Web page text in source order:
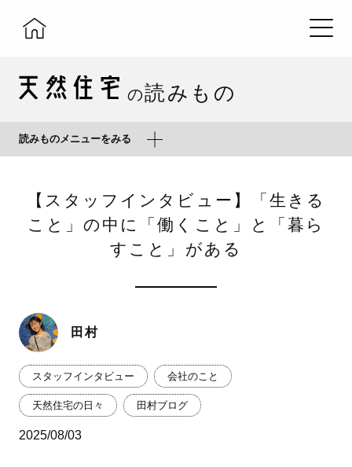
の読みもの
読みものメニューをみる
【スタッフインタビュー】「生きる
こと」の中に「働くこと」と「暮ら
すこと」がある
田村
スタッフインタビュー 会社のこと
天然住宅の日々 田村ブログ
2025/08/03